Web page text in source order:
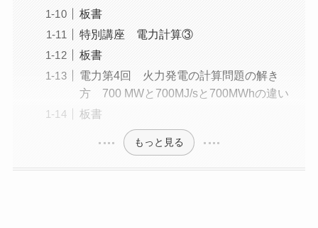
板書
特別講座 電力計算③
板書
電力第4回 火力発電の計算問題の解き
方 700 MWと700MJ/sと700MWhの違い
板書
もっと見る